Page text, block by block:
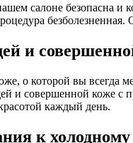
салоне безопасна и
и
о которой вы всегда
совершенной коже с
каждый день.
к